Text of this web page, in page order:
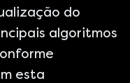
do
algoritmos
esta